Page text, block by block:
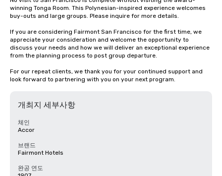
winning Tonga Room. This Polynesian-inspired experience welcomes
buy-outs and large groups. Please inquire for more details.
If you are considering Fairmont San Francisco for the first time, we
appreciate your consideration and welcome the opportunity to
discuss your needs and how we will deliver an exceptional experience
from the planning process to post group departure.
For our repeat clients, we thank you for your continued support and
look forward to partnering with you on your next program.
개최지 세부사항
체인
Accor
브랜드
Fairmont Hotels
완공 연도